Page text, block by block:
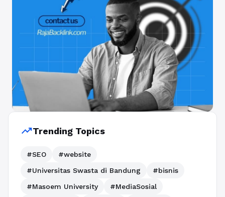
trending_upTrending Topics
#SEO
#website
#Universitas Swasta di Bandung
#bisnis
#Masoem University
#MediaSosial